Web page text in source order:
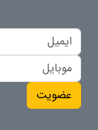
عضویت